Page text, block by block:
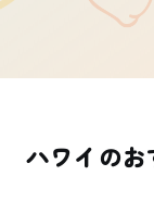
ハワイの